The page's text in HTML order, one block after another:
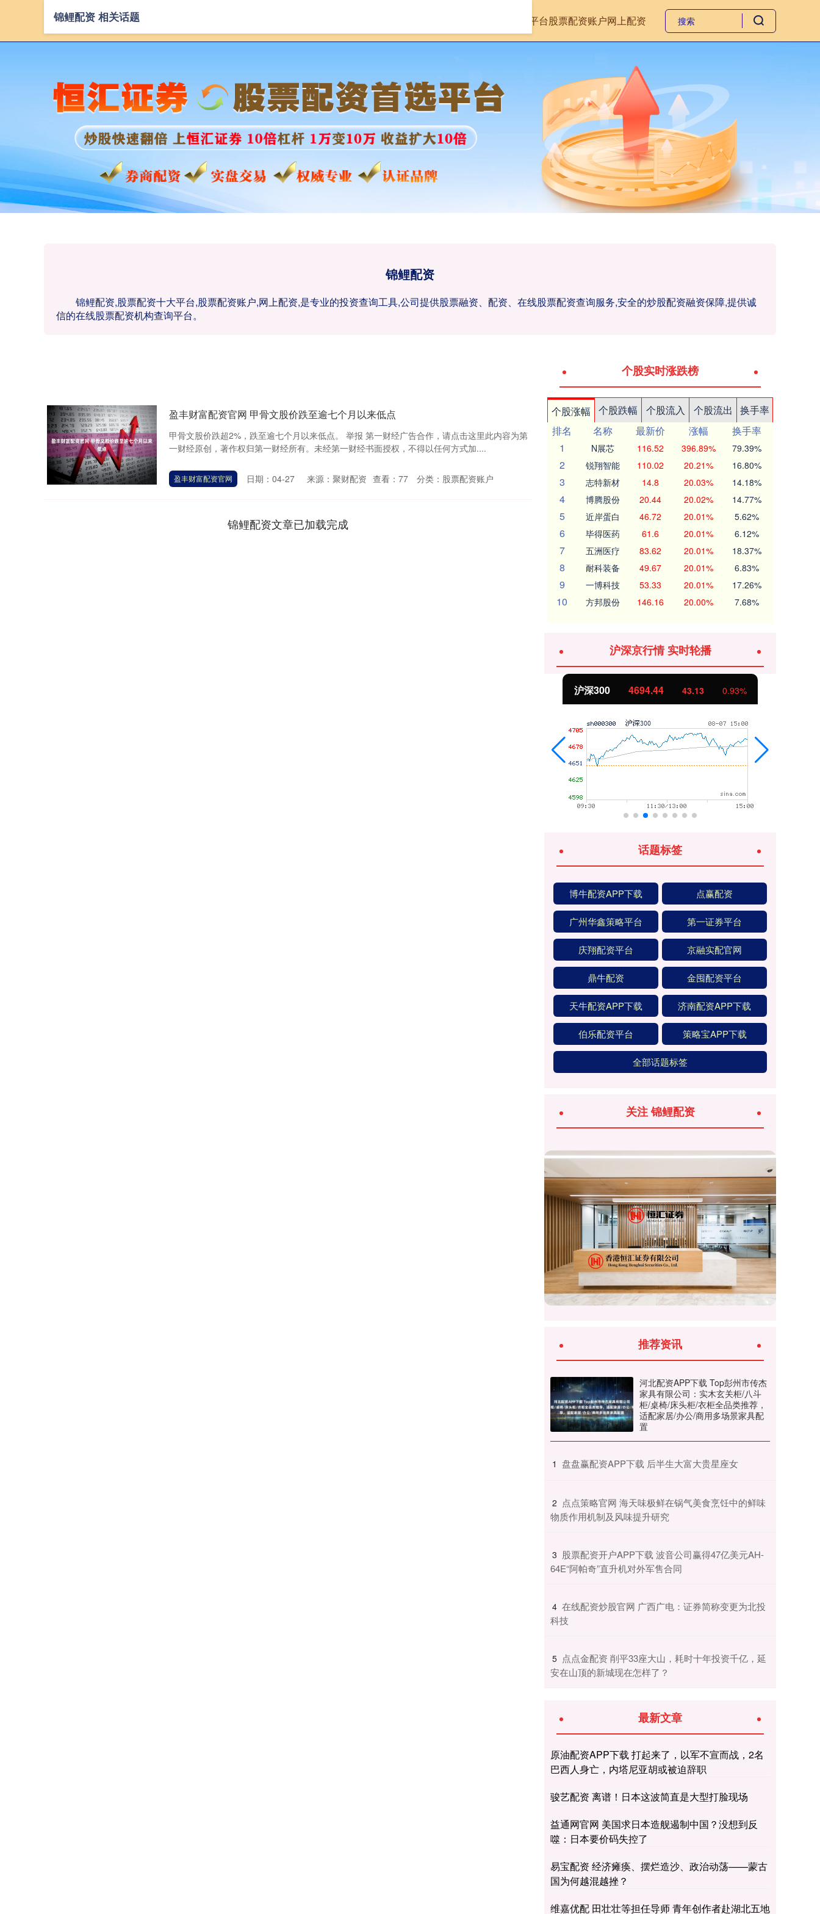
股票配资十大平台股票配资账户网上配资
锦鲤配资
锦鲤配资,股票配资十大平台,股票配资账户,网上配资,是专业的投资查询工具,公司提供股票融资、配资、在线股票配资查询服务,安全的炒股配资融资保障,提供诚
信的在线股票配资机构查询平台。
锦鲤配资 相关话题
盈丰财富配资官网 甲骨文股价跌至逾七个月以来低点
甲骨文股价跌超2%，跌至逾七个月以来低点。 举报 第一财经广告合作，请点击这里此内容为第
一财经原创，著作权归第一财经所有。未经第一财经书面授权，不得以任何方式加....
盈丰财富配资官网 日期：04-27 来源：聚财配资 查看： 77 分类： 股票配资账户
锦鲤配资文章已加载完成
个股实时涨跌榜
个股涨幅 个股跌幅 个股流入 个股流出
换手率
排名
名称 最新价 涨幅
换手率
1
N展芯 116.52 396.89% 79.39%
2 锐翔智能 110.02 20.21% 16.80%
3 志特新材 14.8 20.03% 14.18%
4 博腾股份 20.44 20.02% 14.77%
5 近岸蛋白 46.72 20.01% 5.62%
6 毕得医药 61.6 20.01% 6.12%
7 五洲医疗 83.62 20.01% 18.37%
8 耐科装备 49.67 20.01% 6.83%
9 一博科技 53.33 20.01% 17.26%
10 方邦股份 146.16 20.00% 7.68%
沪深京行情 实时轮播
北证50 1134.24 11.37 1.01%
话题标签
博牛配资APP下载 点赢配资
广州华鑫策略平台 第一证券平台
庆翔配资平台 京融实配官网
鼎牛配资 金囤配资平台
天牛配资APP下载 济南配资APP下载
伯乐配资平台 策略宝APP下载
全部话题标签
关注 锦鲤配资
推荐资讯
河北配资APP下载 Top彭州市传杰
家具有限公司：实木玄关柜/八斗
柜/桌椅/床头柜/衣柜全品类推荐，
适配家居/办公/商用多场景家具配
置
1 ​盘盘赢配资APP下载 后半生大富大贵星座女
2 ​点点策略官网 海天味极鲜在锅气美食烹饪中的鲜味
物质作用机制及风味提升研究
3 ​股票配资开户APP下载 波音公司赢得47亿美元AH-
64E“阿帕奇”直升机对外军售合同
4 ​在线配资炒股官网 广西广电：证券简称变更为北投
科技
5 ​点点金配资 削平33座大山，耗时十年投资千亿，延
安在山顶的新城现在怎样了？
最新文章
原油配资APP下载 打起来了，以军不宣而战，2名
巴西人身亡，内塔尼亚胡或被迫辞职
骏艺配资 离谱！日本这波简直是大型打脸现场
益通网官网 美国求日本造舰遏制中国？没想到反
噬：日本要价码失控了
易宝配资 经济瘫痪、摆烂造沙、政治动荡——蒙古
国为何越混越挫？
维嘉优配 田壮壮等担任导师 青年创作者赴湖北五地